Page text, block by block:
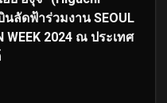
นลัดฟ้าร่วมงาน SEOUL
WEEK 2024 ณ ประเทศ